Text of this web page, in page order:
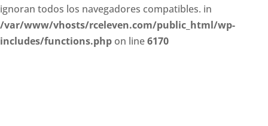
ignoran todos los navegadores compatibles. in
/var/www/vhosts/rceleven.com/public_html/wp-
includes/functions.php on line6170